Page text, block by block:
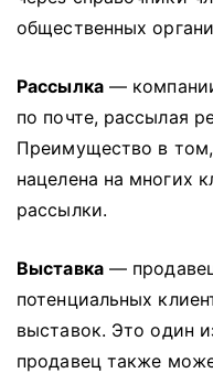
общественных
Рассылка—
по почте, рассылая
Преимущество в
нацелена на многих
рассылки.
Выставка—
потенциальных
выставок. Это один
продавец также